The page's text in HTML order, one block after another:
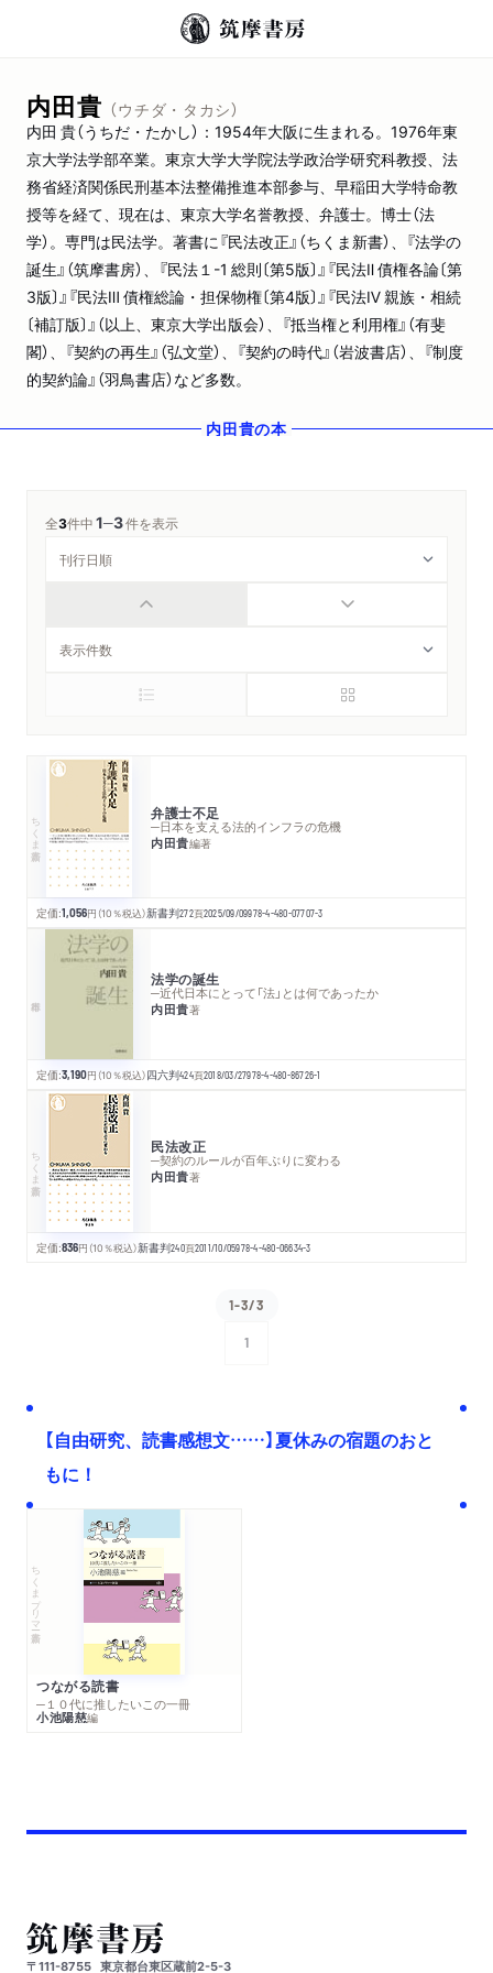
内田貴 （ウチダ・タカシ）
内田 貴（うちだ・たかし）：1954年大阪に生まれる。1976年東
京大学法学部卒業。東京大学大学院法学政治学研究科教授、法
務省経済関係民刑基本法整備推進本部参与、早稲田大学特命教
授等を経て、現在は、東京大学名誉教授、弁護士。博士（法
学）。専門は民法学。著書に『民法改正』（ちくま新書）、『法学の
誕生』（筑摩書房）、『民法１-1 総則〔第5版〕』『民法Ⅱ 債権各論〔第
3版〕』『民法Ⅲ 債権総論・担保物権〔第4版〕』『民法Ⅳ 親族・相続
〔補訂版〕』（以上、東京大学出版会）、『抵当権と利用権』（有斐
閣）、『契約の再生』（弘文堂）、『契約の時代』（岩波書店）、『制度
的契約論』（羽鳥書店）など多数。
内田貴の本
全3件中1─3件を表示
ちくま新書 弁護士不足
─日本を支える法的インフラの危機
内田貴編著
定価:1,056円 （10％税込）新書判272頁2025/09/09978-4-480-07707-3
法学の誕生
─近代日本にとって「法」とは何であったか
内田貴著
定価:3,190円 （10％税込）四六判424頁2018/03/27978-4-480-86726-1
ちくま新書 民法改正
─契約のルールが百年ぶりに変わる
内田貴著
定価:836円 （10％税込）新書判240頁2011/10/05978-4-480-06634-3
1-3/3
1
【自由研究、読書感想文……】夏休みの宿題のおと
もに！
ちくまプリマー新書
つながる読書
─１０代に推したいこの一冊
小池陽慈編
〒111-8755 東京都台東区蔵前2-5-3